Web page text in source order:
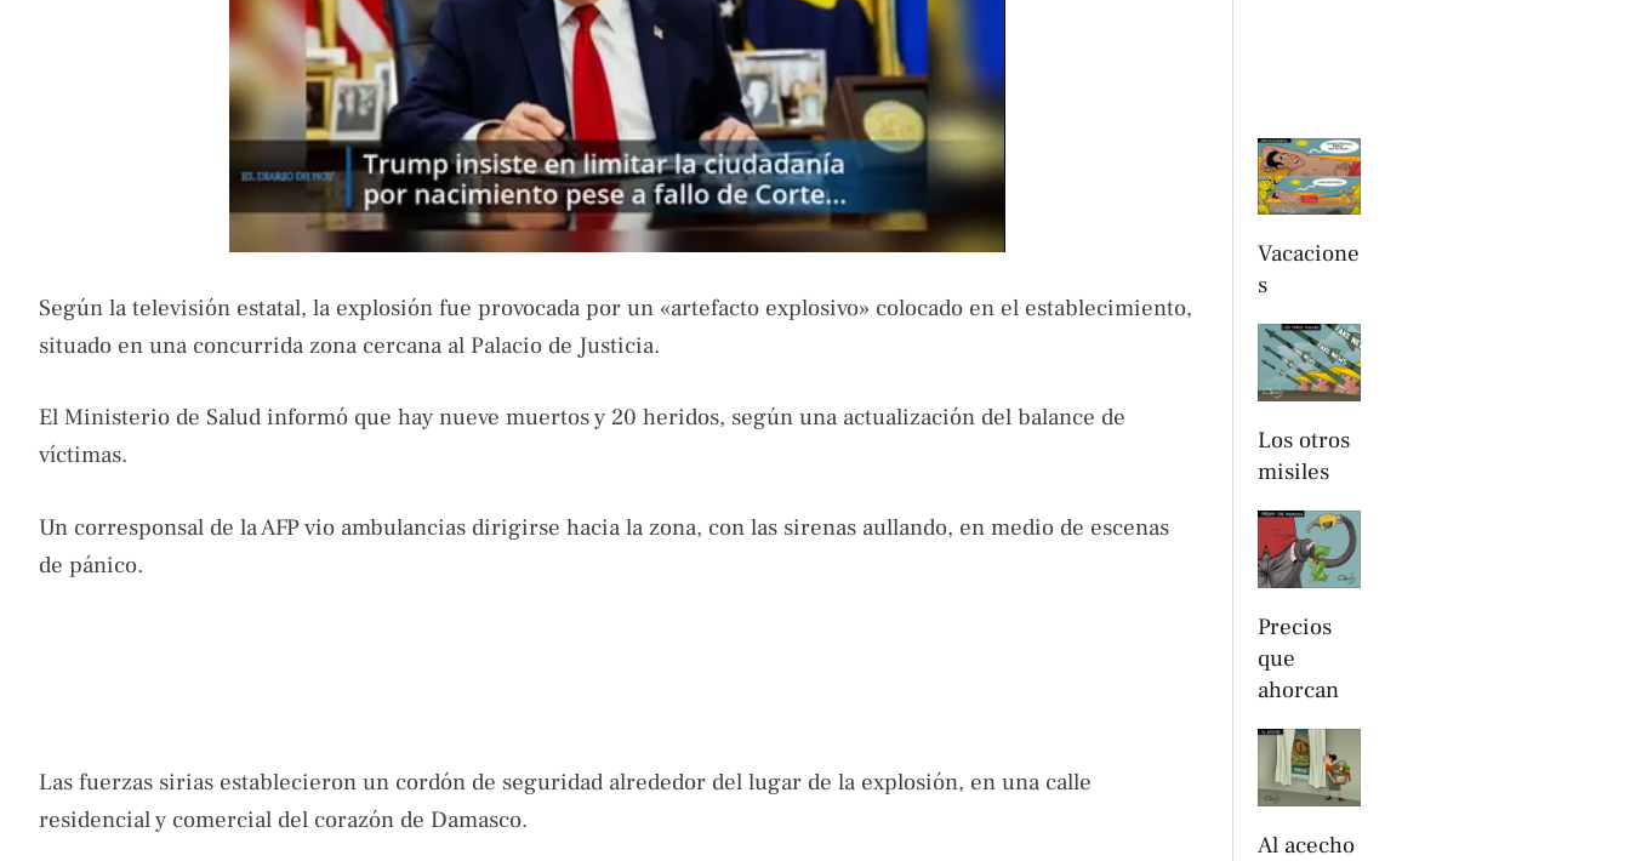
Según la televisión estatal, la explosión fue provocada por un «artefacto explosivo» colocado en el establecimiento,
situado en una concurrida zona cercana al Palacio de Justicia.
El Ministerio de Salud informó que hay nueve muertos y 20 heridos, según una actualización del balance de
víctimas.
Un corresponsal de la AFP vio ambulancias dirigirse hacia la zona, con las sirenas aullando, en medio de escenas
de pánico.
Las fuerzas sirias establecieron un cordón de seguridad alrededor del lugar de la explosión, en una calle
residencial y comercial del corazón de Damasco.
Vacacione
s
Los otros
misiles
Precios
que
ahorcan
Al acecho